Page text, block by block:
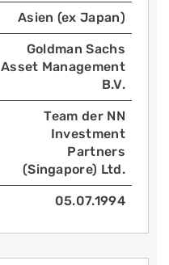
Asien (ex Japan)
Goldman Sachs
Asset Management
B.V.
Team der NN
Investment
Partners
(Singapore) Ltd.
05.07.1994